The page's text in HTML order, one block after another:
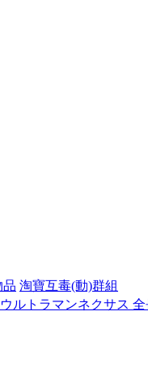
品 淘寶互毒(動)群組
ルトラマンネクサス 全